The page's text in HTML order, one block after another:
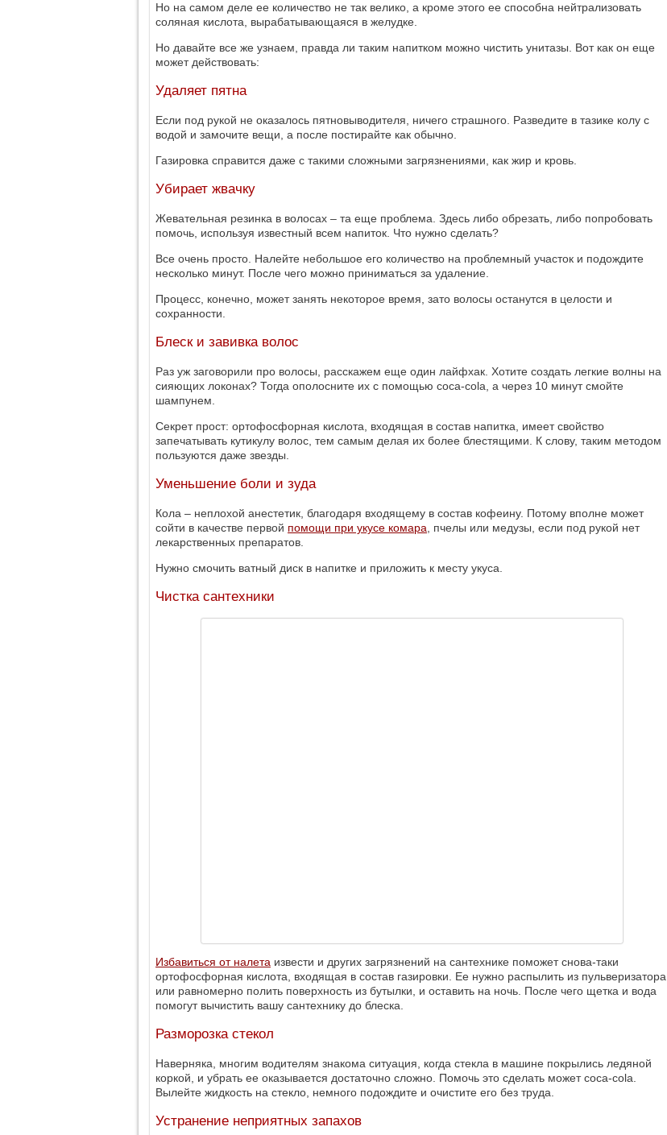
Но на самом деле ее количество не так велико, а кроме этого ее способна нейтрализовать
соляная кислота, вырабатывающаяся в желудке.
Но давайте все же узнаем, правда ли таким напитком можно чистить унитазы. Вот как он еще
может действовать:
Удаляет пятна
Если под рукой не оказалось пятновыводителя, ничего страшного. Разведите в тазике колу с
водой и замочите вещи, а после постирайте как обычно.
Газировка справится даже с такими сложными загрязнениями, как жир и кровь.
Убирает жвачку
Жевательная резинка в волосах – та еще проблема. Здесь либо обрезать, либо попробовать
помочь, используя известный всем напиток. Что нужно сделать?
Все очень просто. Налейте небольшое его количество на проблемный участок и подождите
несколько минут. После чего можно приниматься за удаление.
Процесс, конечно, может занять некоторое время, зато волосы останутся в целости и
сохранности.
Блеск и завивка волос
Раз уж заговорили про волосы, расскажем еще один лайфхак. Хотите создать легкие волны на
сияющих локонах? Тогда ополосните их с помощью coca-cola, а через 10 минут смойте
шампунем.
Секрет прост: ортофосфорная кислота, входящая в состав напитка, имеет свойство
запечатывать кутикулу волос, тем самым делая их более блестящими. К слову, таким методом
пользуются даже звезды.
Уменьшение боли и зуда
Кола – неплохой анестетик, благодаря входящему в состав кофеину. Потому вполне может
сойти в качестве первой помощи при укусе комара, пчелы или медузы, если под рукой нет
лекарственных препаратов.
Нужно смочить ватный диск в напитке и приложить к месту укуса.
Чистка сантехники
Избавиться от налета извести и других загрязнений на сантехнике поможет снова-таки
ортофосфорная кислота, входящая в состав газировки. Ее нужно распылить из пульверизатора
или равномерно полить поверхность из бутылки, и оставить на ночь. После чего щетка и вода
помогут вычистить вашу сантехнику до блеска.
Разморозка стекол
Наверняка, многим водителям знакома ситуация, когда стекла в машине покрылись ледяной
коркой, и убрать ее оказывается достаточно сложно. Помочь это сделать может coca-cola.
Вылейте жидкость на стекло, немного подождите и очистите его без труда.
Устранение неприятных запахов